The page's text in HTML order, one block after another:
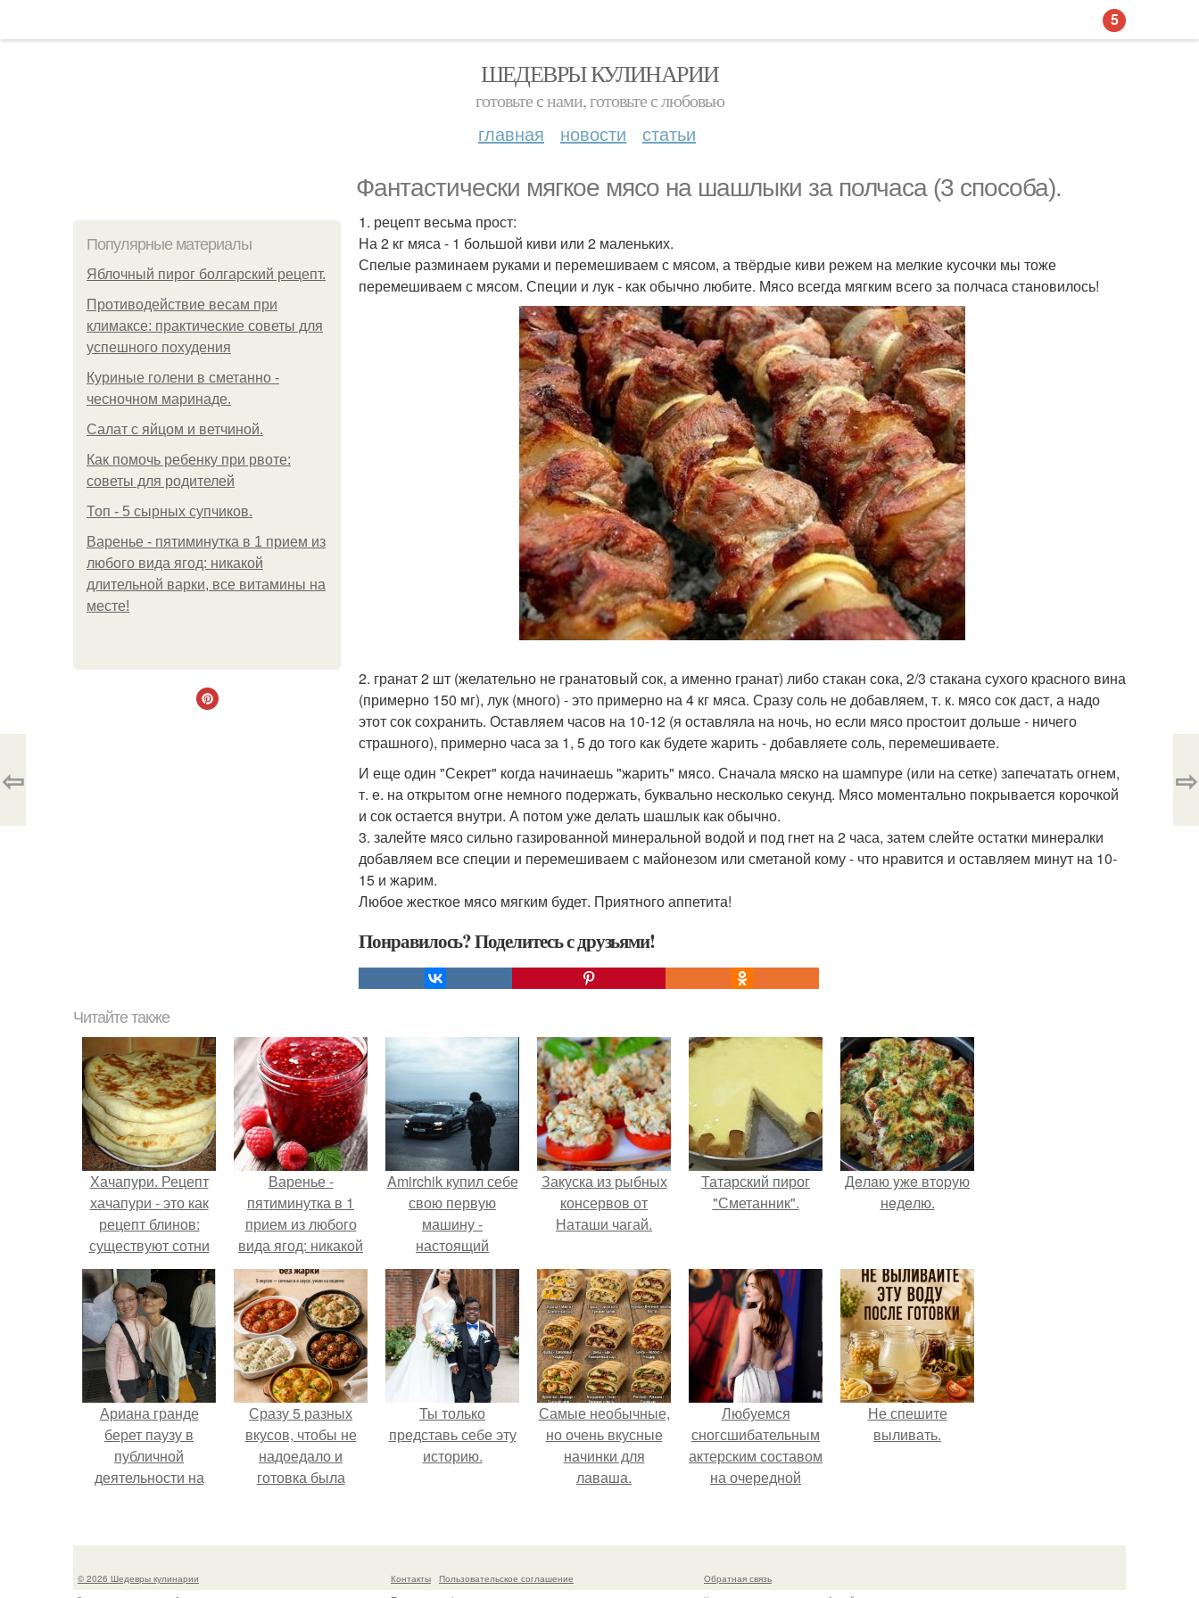
ШЕДЕВРЫ КУЛИНАРИИ
готовьте с нами, готовьте с любовью
главная новости статьи
Фантастически мягкое мясо на шашлыки за полчаса (3 способа).
Популярные материалы
Яблочный пирог болгарский рецепт.
Противодействие весам при
климаксе: практические советы для
успешного похудения
Куриные голени в сметанно -
чесночном маринаде.
Салат с яйцом и ветчиной.
Как помочь ребенку при рвоте:
советы для родителей
Топ - 5 сырных супчиков.
Варенье - пятиминутка в 1 прием из
любого вида ягод: никакой
длительной варки, все витамины на
месте!
1. рецепт весьма прост:
На 2 кг мяса - 1 большой киви или 2 маленьких.
Спелые разминаем руками и перемешиваем с мясом, а твёрдые киви режем на мелкие кусочки мы тоже
перемешиваем с мясом. Специи и лук - как обычно любите. Мясо всегда мягким всего за полчаса становилось!
2. гранат 2 шт (желательно не гранатовый сок, а именно гранат) либо стакан сока, 2/3 стакана сухого красного вина
(примерно 150 мг), лук (много) - это примерно на 4 кг мяса. Сразу соль не добавляем, т. к. мясо сок даст, а надо
этот сок сохранить. Оставляем часов на 10-12 (я оставляла на ночь, но если мясо простоит дольше - ничего
страшного), примерно часа за 1, 5 до того как будете жарить - добавляете соль, перемешиваете.
И еще один "Секрет" когда начинаешь "жарить" мясо. Сначала мяско на шампуре (или на сетке) запечатать огнем,
т. е. на открытом огне немного подержать, буквально несколько секунд. Мясо моментально покрывается корочкой
и сок остается внутри. А потом уже делать шашлык как обычно.
3. залейте мясо сильно газированной минеральной водой и под гнет на 2 часа, затем слейте остатки минералки
добавляем все специи и перемешиваем с майонезом или сметаной кому - что нравится и оставляем минут на 10-
15 и жарим.
Любое жесткое мясо мягким будет. Приятного аппетита!
Понравилось? Поделитесь с друзьями!
⇦ ⇨
Читайте также
Хачапури. Рецепт
хачапури - это как
рецепт блинов:
существуют сотни
разновидностей
этого рецепта, с
разными
начинками, с
разными
ингредиентами.
Варенье -
пятиминутка в 1
прием из любого
вида ягод: никакой
длительной варки,
все витамины на
месте!
Amirchik купил себе
свою первую
машину -
настоящий
автомобиль мечты
для многих
автолюбителей.
Закуска из рыбных
консервов от
Наташи чагай.
Татарский пирог
"Сметанник".
Дeлaю yжe втopую
нeдeлю.
Ариана гранде
берет паузу в
публичной
деятельности на
Сразу 5 разных
вкусов, чтобы не
надоедало и
готовка была
Ты только
представь себе эту
историю.
Самые необычные,
но очень вкусные
начинки для
лаваша.
Любуемся
сногсшибательным
актерским составом
на очередной
Не спешите
выливать.
© 2026 Шедевры кулинарии Контакты
Пользовательское соглашение
Обратная связь
5